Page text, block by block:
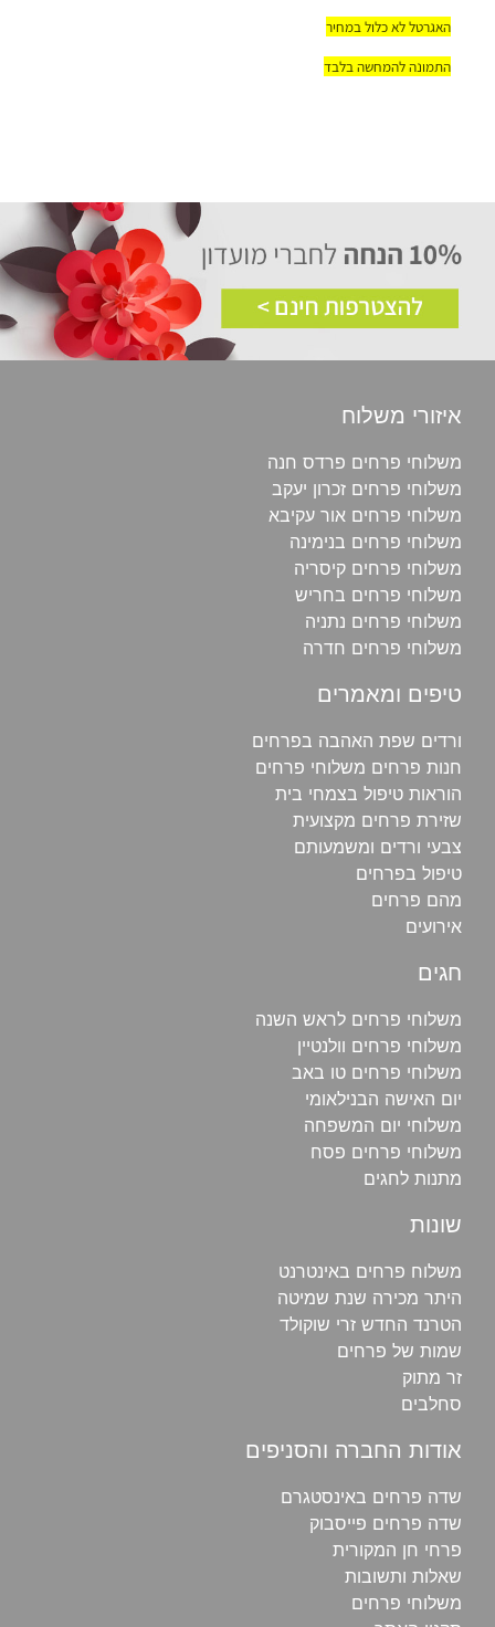
האגרטל לא כלול במחיר
התמונה להמחשה בלבד
איזורי משלוח
משלוחי פרחים פרדס חנה
משלוחי פרחים זכרון יעקב
משלוחי פרחים אור עקיבא
משלוחי פרחים בנימינה
משלוחי פרחים קיסריה
משלוחי פרחים בחריש
משלוחי פרחים נתניה
משלוחי פרחים חדרה
טיפים ומאמרים
ורדים שפת האהבה בפרחים
חנות פרחים משלוחי פרחים
הוראות טיפול בצמחי בית
שזירת פרחים מקצועית
צבעי ורדים ומשמעותם
טיפול בפרחים
מהם פרחים
אירועים
חגים
משלוחי פרחים לראש השנה
משלוחי פרחים וולנטיין
משלוחי פרחים טו באב
יום האישה הבנילאומי
משלוחי יום המשפחה
משלוחי פרחים פסח
מתנות לחגים
שונות
משלוח פרחים באינטרנט
היתר מכירה שנת שמיטה
הטרנד החדש זרי שוקולד
שמות של פרחים
זר מתוק
סחלבים
אודות החברה והסניפים
שדה פרחים באינסטגרם
שדה פרחים פייסבוק
פרחי חן‎ המקורית
שאלות ותשובות
משלוחי פרחים‎